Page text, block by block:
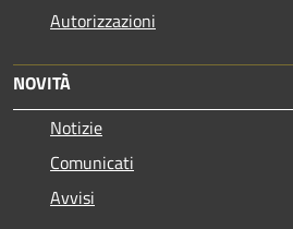
Autorizzazioni
NOVITÀ
Notizie
Comunicati
Avvisi